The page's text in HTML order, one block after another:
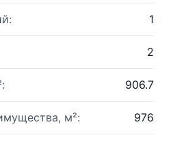
1
2
906.7
м²: 976